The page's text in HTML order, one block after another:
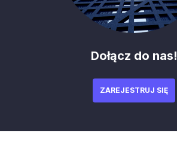
Dołącz do nas!
ZAREJESTRUJ SIĘ